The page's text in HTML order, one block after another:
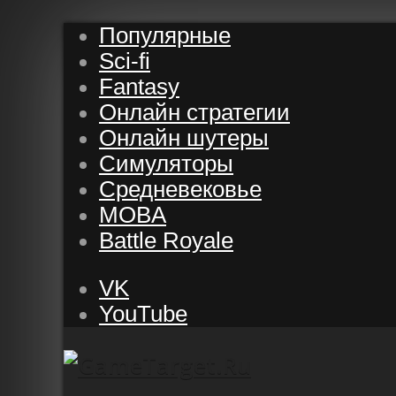
Популярные
Sci-fi
Fantasy
Онлайн стратегии
Онлайн шутеры
Симуляторы
Средневековье
MOBA
Battle Royale
VK
YouTube